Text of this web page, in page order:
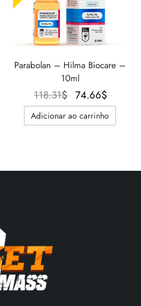
Parabolan – Hilma Biocare –
10ml
118.31$ O preço
original
era:
74.66$
preço
atual é:
Adicionar ao carrinho